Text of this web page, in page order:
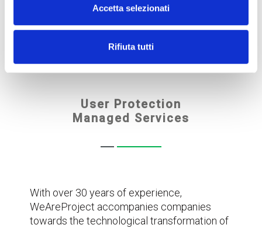
Accetta selezionati
Rifiuta tutti
User Protection
Managed Services
With over 30 years of experience,
WeAreProject accompanies companies
towards the technological transformation of